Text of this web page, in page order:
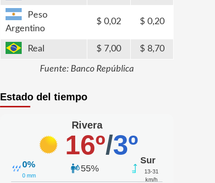
Peso
Argentino
0,02 0,20
Real 7,00 8,70
Fuente: Banco República
Estado del tiempo
Rivera
16º/3º
0%
0 mm
55%
Sur
13-31
km/h